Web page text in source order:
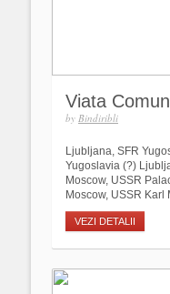
Viata
by Bindiribli
Ljubljana, SFR
Yugoslavia (?)
Moscow, USSR
Moscow, USSR
VEZI DETALII